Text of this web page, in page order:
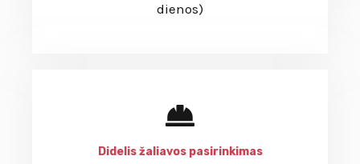
dienos)
Didelis žaliavos pasirinkimas